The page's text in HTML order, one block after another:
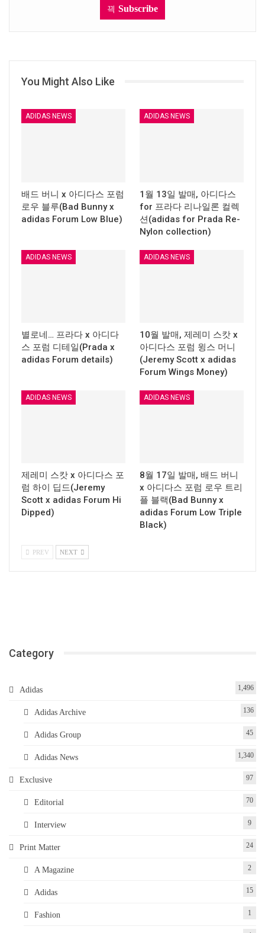
Subscribe
You Might Also Like
ADIDAS NEWS
배드 버니 x 아디다스 포럼
로우 블루(Bad Bunny x
adidas Forum Low Blue)
ADIDAS NEWS
1월 13일 발매, 아디다스
for 프라다 리나일론 컬렉
션(adidas for Prada Re-
Nylon collection)
ADIDAS NEWS
별로네… 프라다 x 아디다
스 포럼 디테일(Prada x
adidas Forum details)
ADIDAS NEWS
10월 발매, 제레미 스캇 x
아디다스 포럼 윙스 머니
(Jeremy Scott x adidas
Forum Wings Money)
ADIDAS NEWS
제레미 스캇 x 아디다스 포
럼 하이 딥드(Jeremy
Scott x adidas Forum Hi
Dipped)
ADIDAS NEWS
8월 17일 발매, 배드 버니
x 아디다스 포럼 로우 트리
플 블랙(Bad Bunny x
adidas Forum Low Triple
Black)
PREV NEXT
Category
Adidas 1,496
Adidas Archive 136
Adidas Group 45
Adidas News 1,340
Exclusive 97
Editorial 70
Interview 9
Print Matter 24
A Magazine 2
Adidas 15
Fashion 1